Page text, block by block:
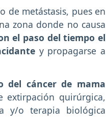
de metástasis, pues en
zona donde no causa
el paso del tiempo el
y propagarse a
del cáncer de mama
extirpación quirúrgica,
y/o terapia biológica